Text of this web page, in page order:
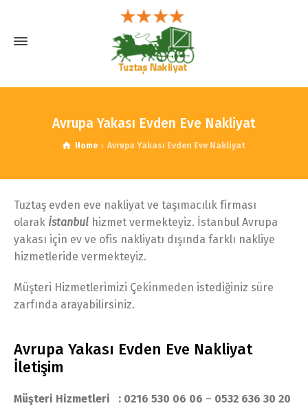
Avrupa Yakası Evden Eve Nakliyat
Home Avrupa Yakası Evden Eve Nakliyat
Tuztaş evden eve nakliyat ve taşımacılık firması
olarak İstanbul hizmet vermekteyiz. İstanbul Avrupa
yakası için ev ve ofis nakliyatı dışında farklı nakliye
hizmetleride vermekteyiz.
Müşteri Hizmetlerimizi Çekinmeden istediğiniz süre
zarfında arayabilirsiniz.
Avrupa Yakası Evden Eve Nakliyat
İletişim
Müşteri Hizmetleri : 0216 530 06 06 – 0532 636 30 20